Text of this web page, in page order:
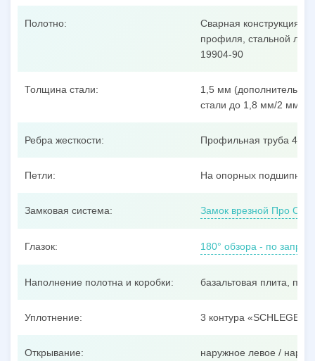
Полотно:
Сварная конструкция из
профиля, стальной
19904-90
Толщина стали:
1,5 мм
стали до 1,8 мм/2 мм/3
Ребра жесткости: Профильная труба
Петли: На опорных
Замковая система: Замок врезной Про Сам
Глазок: 180° обзора - по
Наполнение полотна и коробки: базальтовая плита,
Уплотнение: 3 контура «SCHLEGEL»
Открывание: наружное левое /